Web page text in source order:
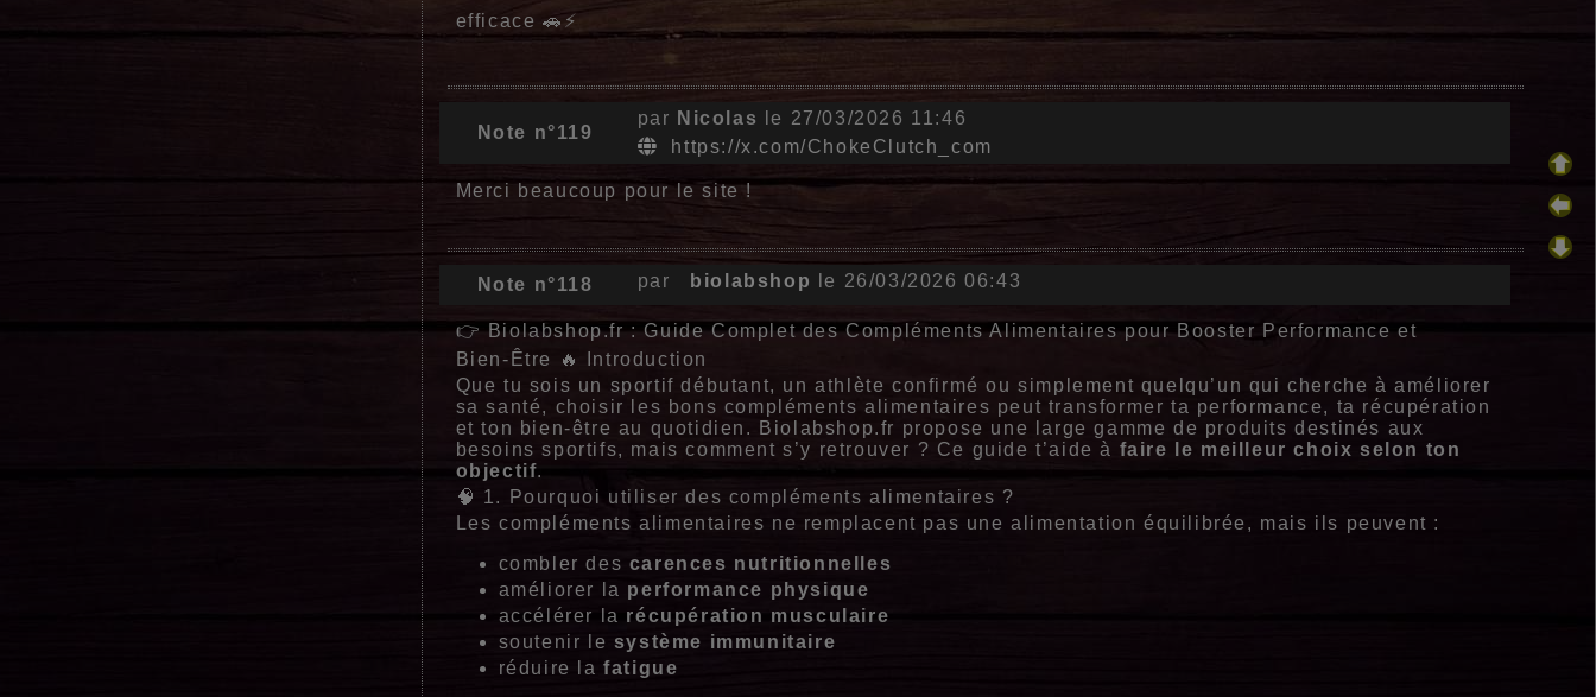
efficace 🚗⚡
Note n°119
par Nicolas
le 27/03/2026 11:46
https://x.com/ChokeClutch_com
Merci beaucoup pour le site !
Note n°118 par biolabshop le 26/03/2026 06:43
👉 Biolabshop.fr : Guide Complet des Compléments Alimentaires pour Booster Performance et
Bien‑Être 🔥 Introduction
Que tu sois un sportif débutant, un athlète confirmé ou simplement quelqu’un qui cherche à améliorer
sa santé, choisir les bons compléments alimentaires peut transformer ta performance, ta récupération
et ton bien‑être au quotidien. Biolabshop.fr propose une large gamme de produits destinés aux
besoins sportifs, mais comment s’y retrouver ? Ce guide t’aide à faire le meilleur choix selon ton
objectif.
🧠 1. Pourquoi utiliser des compléments alimentaires ?
Les compléments alimentaires ne remplacent pas une alimentation équilibrée, mais ils peuvent :
combler des carences nutritionnelles
améliorer la performance physique
accélérer la récupération musculaire
soutenir le système immunitaire
réduire lafatigue